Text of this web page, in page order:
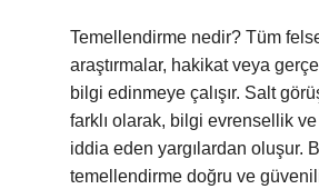
Temellendirme nedir? Tüm
araştırmalar, hakikat veya
bilgi edinmeye çalışır. Salt
farklı olarak, bilgi evrensellik
iddia eden yargılardan oluşur.
temellendirme doğru ve